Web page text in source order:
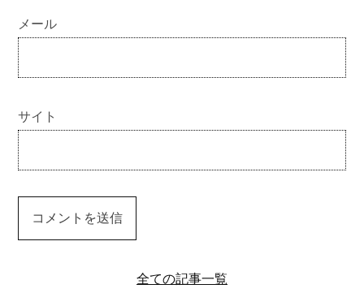
メール
サイト
全ての記事一覧